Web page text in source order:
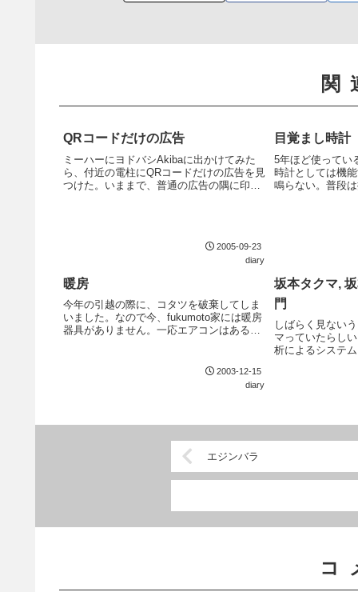
関
QRコードだけの広告
ミーハーにヨドバシAkibaに出かけてみた
ら、付近の電柱にQRコードだけの広告を見
つけた。いままで、普通の広告の隅に印刷
2005-09-23
diary
目覚まし時計
5年ほど使ってい
時計としては機
鳴らない。普段
暖房
今年の引越の際に、コタツを破棄してしま
いました。なので今、fukumoto家には暖房
器具がありません。一応エアコンはあるけ
るので、 暖房器具を調達してみました。お
2003-12-15
diary
坂本タクマ,
門
しばらく見ない
マっていたらし
析によるシステ
エジンバラ
コ